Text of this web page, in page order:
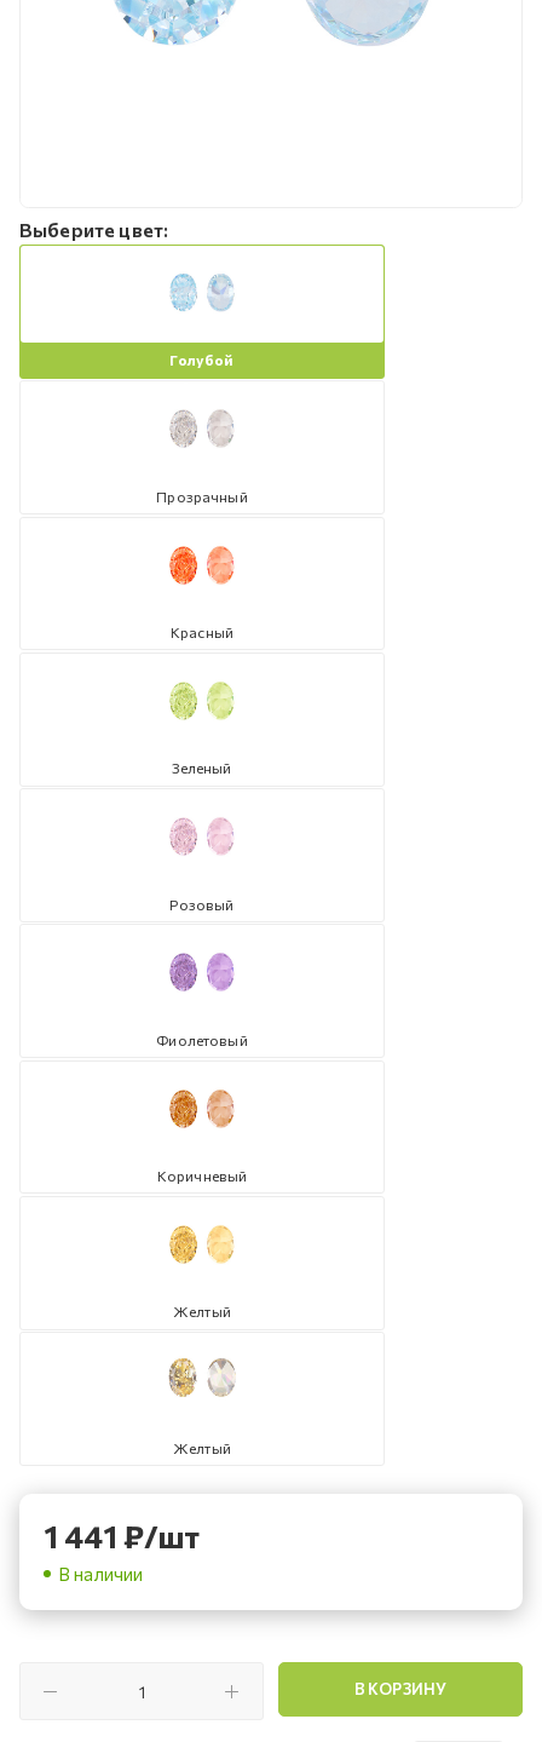
Выберите цвет:
Голубой
Прозрачный
Красный
Зеленый
Розовый
Фиолетовый
Коричневый
Желтый
Желтый
1 441 ₽/шт
В наличии
В КОРЗИНУ